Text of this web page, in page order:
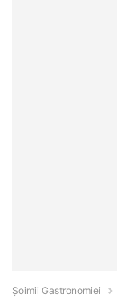
Șoimii Gastronomiei